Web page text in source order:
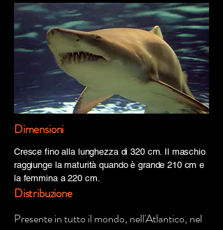
Dimensioni
Cresce fino alla lunghezza di 320 cm. Il maschio
raggiunge la maturità quando è grande 210 cm e
la femmina a 220 cm.
Distribuzione
Presente in tutto il mondo, nell'Atlantico, nel